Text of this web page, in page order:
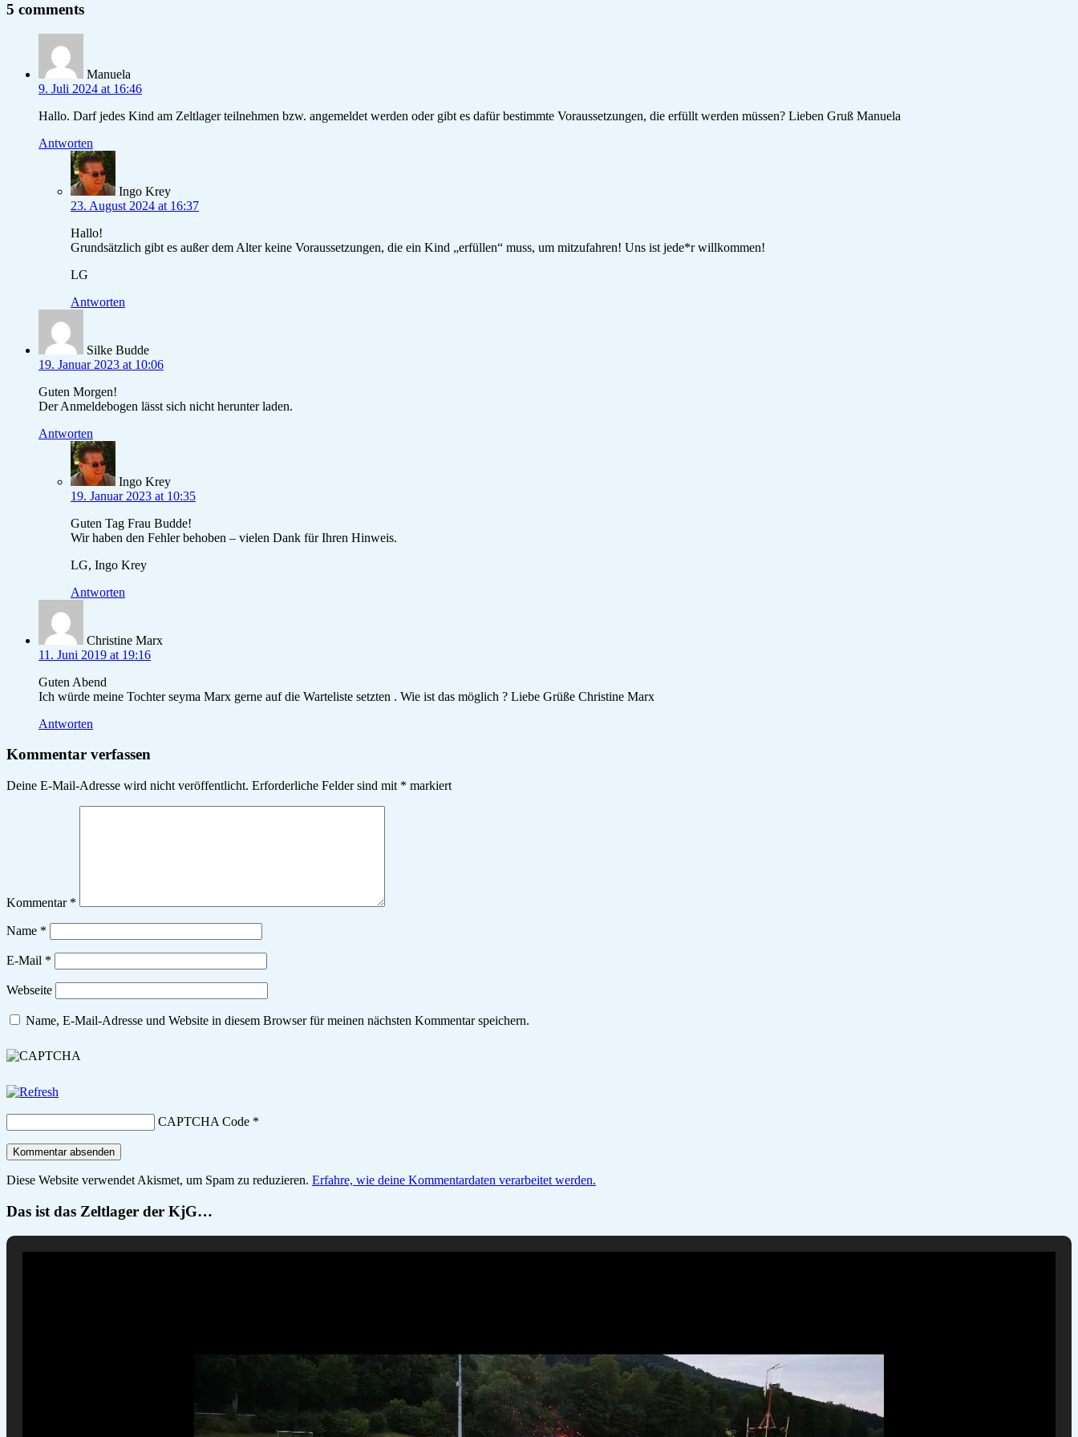
5 comments
Manuela
9. Juli 2024 at 16:46
Hallo. Darf jedes Kind am Zeltlager teilnehmen bzw. angemeldet werden oder gibt es dafür bestimmte Voraussetzungen, die erfüllt werden müssen? Lieben Gruß Manuela
Antworten
Ingo Krey
23. August 2024 at 16:37
Hallo!
Grundsätzlich gibt es außer dem Alter keine Voraussetzungen, die ein Kind „erfüllen“ muss, um mitzufahren! Uns ist jede*r willkommen!
LG
Antworten
Silke Budde
19. Januar 2023 at 10:06
Guten Morgen!
Der Anmeldebogen lässt sich nicht herunter laden.
Antworten
Ingo Krey
19. Januar 2023 at 10:35
Guten Tag Frau Budde!
Wir haben den Fehler behoben – vielen Dank für Ihren Hinweis.
LG, Ingo Krey
Antworten
Christine Marx
11. Juni 2019 at 19:16
Guten Abend
Ich würde meine Tochter seyma Marx gerne auf die Warteliste setzten . Wie ist das möglich ? Liebe Grüße Christine Marx
Antworten
Kommentar verfassen
Deine E-Mail-Adresse wird nicht veröffentlicht. Erforderliche Felder sind mit * markiert
Kommentar *
Name *
E-Mail *
Webseite
Name, E-Mail-Adresse und Website in diesem Browser für meinen nächsten Kommentar speichern.
CAPTCHA Code *
Diese Website verwendet Akismet, um Spam zu reduzieren. Erfahre, wie deine Kommentardaten verarbeitet werden.
Das ist das Zeltlager der KjG…